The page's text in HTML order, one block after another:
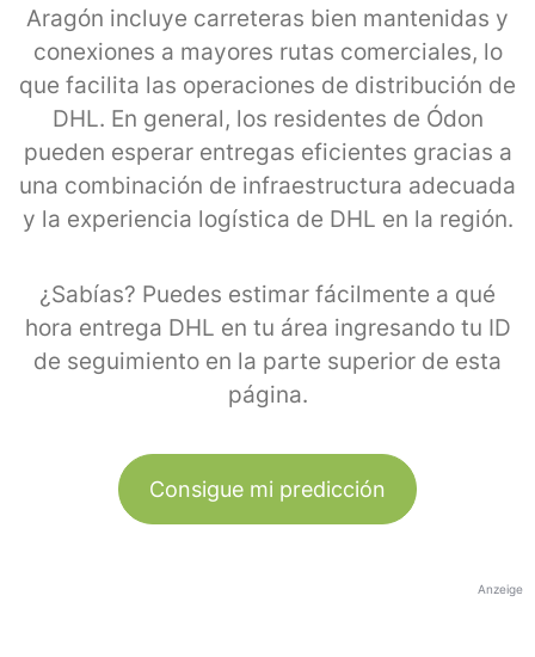
Aragón incluye carreteras bien mantenidas y
conexiones a mayores rutas comerciales, lo
que facilita las operaciones de distribución de
DHL. En general, los residentes de Ódon
pueden esperar entregas eficientes gracias a
una combinación de infraestructura adecuada
y la experiencia logística de DHL en la región.
¿Sabías? Puedes estimar fácilmente a qué
hora entrega DHL en tu área ingresando tu ID
de seguimiento en la parte superior de esta
página.
Consigue mi predicción
Anzeige